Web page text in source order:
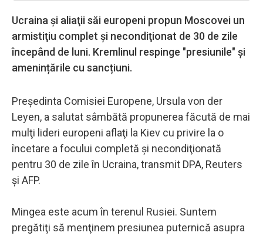
Ucraina şi aliaţii săi europeni propun Moscovei un
armistiţiu complet şi necondiţionat de 30 de zile
începând de luni. Kremlinul respinge "presiunile" și
amenințările cu sancțiuni.
Preşedinta Comisiei Europene, Ursula von der
Leyen, a salutat sâmbătă propunerea făcută de mai
mulţi lideri europeni aflaţi la Kiev cu privire la o
încetare a focului completă şi necondiţionată
pentru 30 de zile în Ucraina, transmit DPA, Reuters
şi AFP.
Mingea este acum în terenul Rusiei. Suntem
pregătiţi să menţinem presiunea puternică asupra